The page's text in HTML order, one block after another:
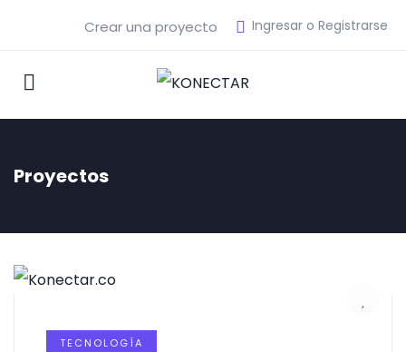
Ingresar o Registrarse
Crear una proyecto
Proyectos
TECNOLOGÍA